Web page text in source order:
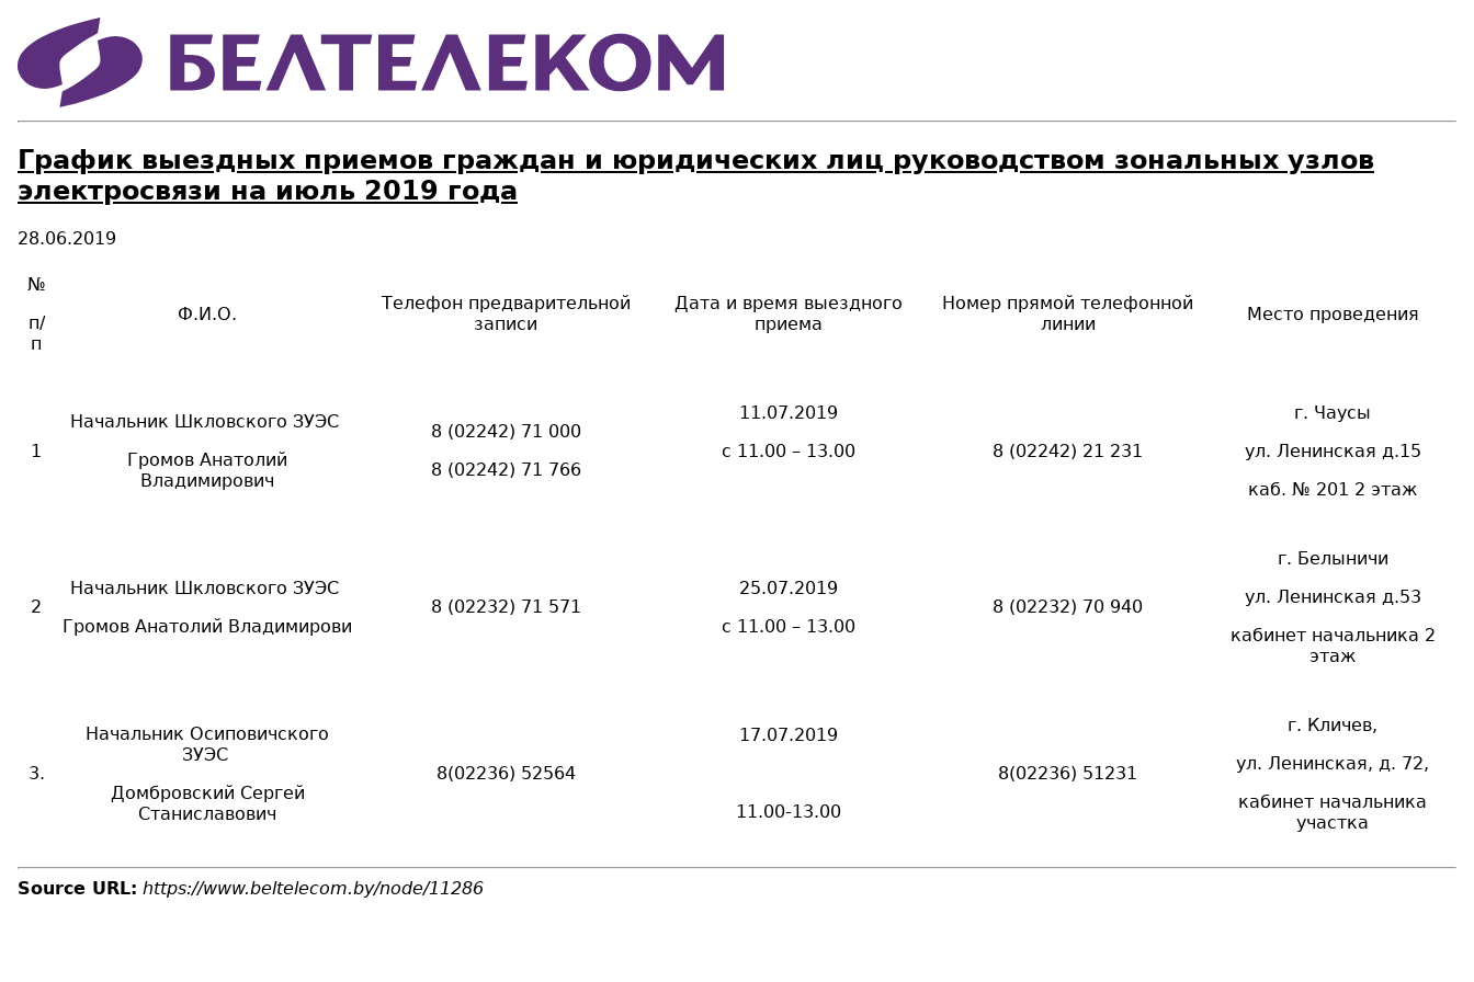
График выездных приемов граждан и юридических лиц руководством зональных узлов
электросвязи на июль 2019 года
28.06.2019
№
п/
п
Ф.И.О.
Телефон предварительной
записи
Дата и время выездного
приема
Номер прямой телефонной
линии
Место проведения
1
Начальник Шкловского ЗУЭС
Громов Анатолий
Владимирович
8 (02242) 71 000
8 (02242) 71 766
11.07.2019
с 11.00 – 13.00
8 (02242) 21 231
г. Чаусы
ул. Ленинская д.15
каб. № 201 2 этаж
2
Начальник Шкловского ЗУЭС
Громов Анатолий Владимирови
8 (02232) 71 571
25.07.2019
с 11.00 – 13.00
8 (02232) 70 940
г. Белыничи
ул. Ленинская д.53
кабинет начальника 2
этаж
3.
Начальник Осиповичского
ЗУЭС
Домбровский Сергей
Станиславович
8(02236) 52564
17.07.2019
11.00-13.00
8(02236) 51231
г. Кличев,
ул. Ленинская, д. 72,
кабинет начальника
участка
Source URL: https://www.beltelecom.by/node/11286